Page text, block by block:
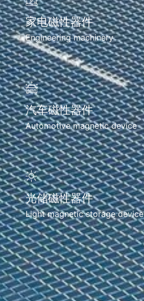
家电磁性器件
Engineering machinery
汽车磁性器件
Automotive magnetic device
光储磁性器件
Light magnetic storage device